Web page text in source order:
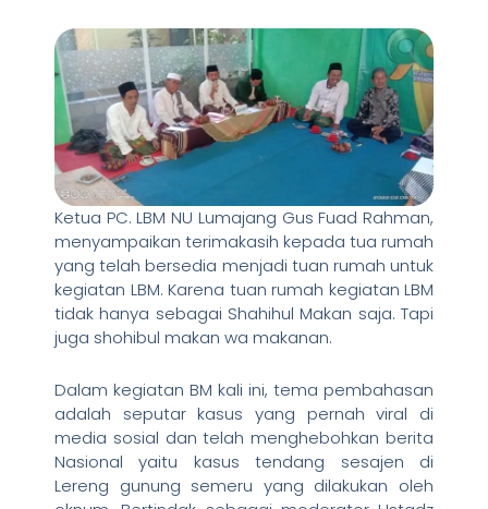
Ketua PC. LBM NU Lumajang Gus Fuad Rahman,
menyampaikan terimakasih kepada tua rumah
yang telah bersedia menjadi tuan rumah untuk
kegiatan LBM. Karena tuan rumah kegiatan LBM
tidak hanya sebagai Shahihul Makan saja. Tapi
juga shohibul makan wa makanan.
Dalam kegiatan BM kali ini, tema pembahasan
adalah seputar kasus yang pernah viral di
media sosial dan telah menghebohkan berita
Nasional yaitu kasus tendang sesajen di
Lereng gunung semeru yang dilakukan oleh